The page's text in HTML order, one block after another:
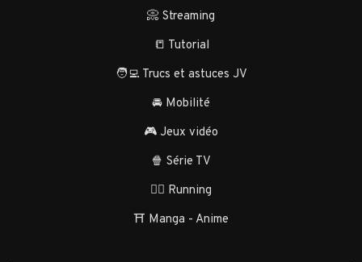
📀 Streaming
📒 Tutorial
🧑‍💻 Trucs et astuces JV
🚘 Mobilité
🎮 Jeux vidéo
🍿 Série TV
🏃‍♂️ Running
⛩️ Manga - Anime